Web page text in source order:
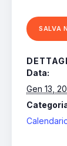
SALVA
Data:
Gen 13,